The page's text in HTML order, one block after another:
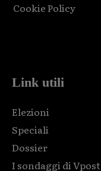
Cookie Policy
Link utili
Elezioni
Speciali
Dossier
I sondaggi di Vpost